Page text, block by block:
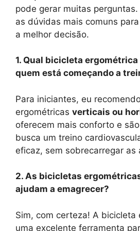
pode gerar muitas
as dúvidas mais comuns
a melhor decisão.
1. Qual bicicleta ergométrica
quem está começando a
Para iniciantes, eu
ergométricas verticais ou
oferecem mais conforto e
busca um treino
eficaz, sem sobrecarregar as
2. As bicicletas
ajudam a emagrecer?
Sim, com certeza! A bicicleta
uma excelente ferramenta